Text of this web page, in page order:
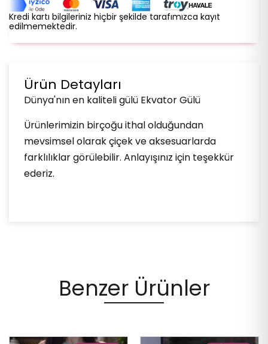
Kredi kartı bilgileriniz hiçbir şekilde tarafımızca kayıt
edilmemektedir.
Ürün Detayları
Dünya'nın en kaliteli gülü Ekvator Gülü
Ürünlerimizin birçoğu ithal olduğundan
mevsimsel olarak çiçek ve aksesuarlarda
farklılıklar görülebilir. Anlayışınız için teşekkür
ederiz.
Benzer Ürünler